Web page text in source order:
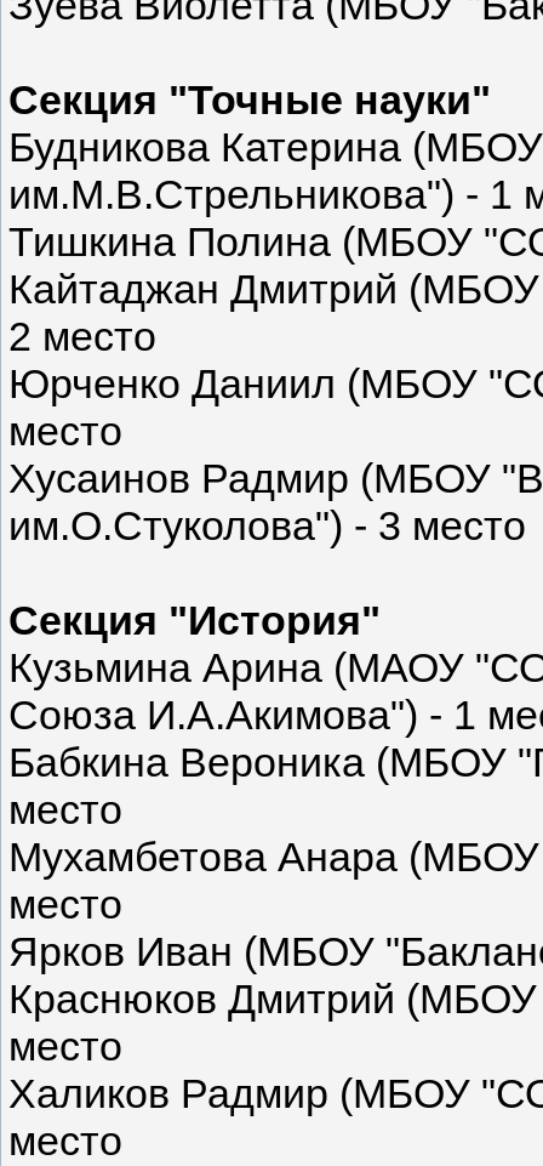
Секция "Точные науки"
Будникова Катерина
им.М.В.Стрельникова") - 1
Тишкина Полина (МБОУ
Кайтаджан Дмитрий
2 место
Юрченко Даниил (МБОУ
место
Хусаинов Радмир (МБОУ
им.О.Стуколова") - 3 место
Секция "История"
Кузьмина Арина (МАОУ
Союза И.А.Акимова") - 1
Бабкина Вероника (МБОУ
место
Мухамбетова Анара
место
Ярков Иван (МБОУ
Краснюков Дмитрий
место
Халиков Радмир (МБОУ
место